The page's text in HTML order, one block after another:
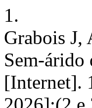
1.
Grabois J,
Sem-árido
[Internet].